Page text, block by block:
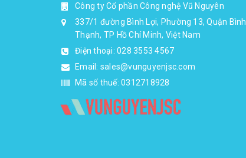
Công ty Cổ phần Công nghệ Vũ Nguyên
337/1 đường Bình Lợi, Phường 13, Quận Bình
Thạnh, TP Hồ Chí Minh, Việt Nam
Điện thoại: 028 3553 4567
Email: sales@vunguyenjsc.com
Mã số thuế: 0312718928